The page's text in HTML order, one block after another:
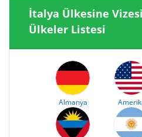
İtalya Ülkesine Vizesiz Giriş Yapan
Ülkeler Listesi
Almanya